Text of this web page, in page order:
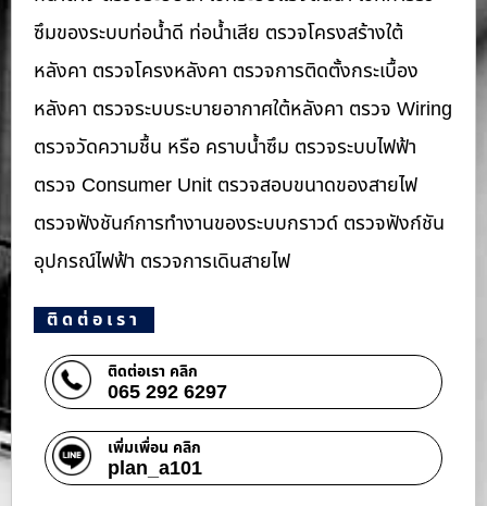
ซึมของระบบท่อน้ำ​ดี ท่อน้ำ​เสีย ตรวจโครงสร้างใต้
หลังคา ตรวจโครงหลังคา ตรวจการติดตั้งกระเบื้อง
หลังคา ตรวจระบบระบายอากาศใต้หลังคา ตรวจ Wiring
ตรวจวัดความชื้น หรือ คราบน้ำซึม ตรวจระบบไฟฟ้า
ตรวจ Consumer Unit ตรวจสอบขนาดของสายไฟ
ตรวจฟังชันก์การทำงานของระบบกราวด์ ตรวจฟังก์ชัน
อุปกรณ์ไฟฟ้า ตรวจการเดินสายไฟ
ติดต่อเรา
ติดต่อเรา คลิก
065 292 6297
เพิ่มเพื่อน คลิก
plan_a101